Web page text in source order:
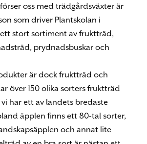
oss med trädgårdsväxter är
som driver Plantskolan i
stort sortiment av fruktträd,
prydnadsbuskar och
är dock fruktträd och
över 150 olika sorters fruktträd
har ett av landets bredaste
äpplen finns ett 80-tal sorter,
och annat lite